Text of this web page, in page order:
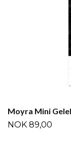
Moyra Mini
NOK 89,00